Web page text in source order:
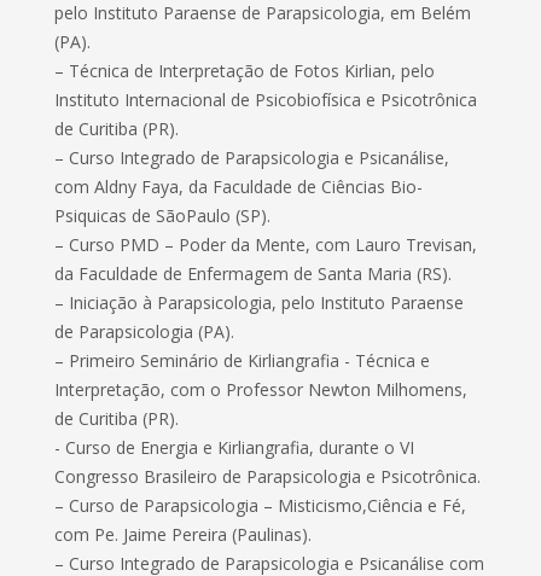
pelo Instituto Paraense de Parapsicologia, em Belém
(PA).
– Técnica de Interpretação de Fotos Kirlian, pelo
Instituto Internacional de Psicobiofísica e Psicotrônica
de Curitiba (PR).
– Curso Integrado de Parapsicologia e Psicanálise,
com Aldny Faya, da Faculdade de Ciências Bio-
Psiquicas de SãoPaulo (SP).
– Curso PMD – Poder da Mente, com Lauro Trevisan,
da Faculdade de Enfermagem de Santa Maria (RS).
– Iniciação à Parapsicologia, pelo Instituto Paraense
de Parapsicologia (PA).
– Primeiro Seminário de Kirliangrafia - Técnica e
Interpretação, com o Professor Newton Milhomens,
de Curitiba (PR).
- Curso de Energia e Kirliangrafia, durante o VI
Congresso Brasileiro de Parapsicologia e Psicotrônica.
– Curso de Parapsicologia – Misticismo,Ciência e Fé,
com Pe. Jaime Pereira (Paulinas).
– Curso Integrado de Parapsicologia e Psicanálise com